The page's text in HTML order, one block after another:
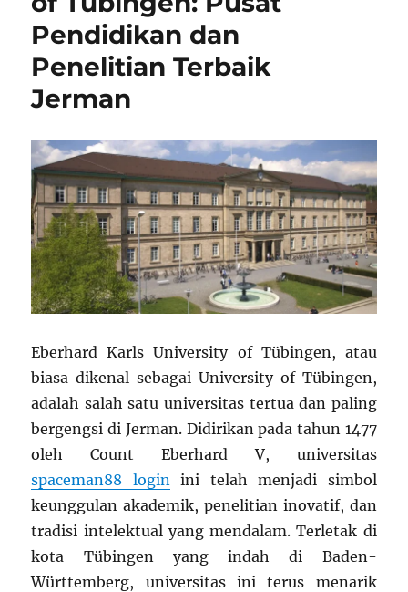
Pendidikan dan
Penelitian Terbaik
Jerman
Eberhard Karls University of Tübingen, atau
biasa dikenal sebagai University of Tübingen,
adalah salah satu universitas tertua dan paling
bergengsi di Jerman. Didirikan pada tahun 1477
oleh Count Eberhard V, universitas
spaceman88 login ini telah menjadi simbol
keunggulan akademik, penelitian inovatif, dan
tradisi intelektual yang mendalam. Terletak di
kota Tübingen yang indah di Baden-
Württemberg, universitas ini terus menarik